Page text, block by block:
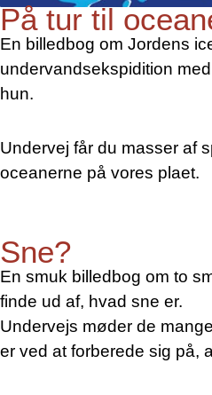
På tur til
En billedbog om Jordens
undervandsekspidition
hun.
Undervej får du masser af
oceanerne på vores plaet.
Sne?
En smuk billedbog om to
finde ud af, hvad sne er.
Undervejs møder de
er ved at forberede sig på,